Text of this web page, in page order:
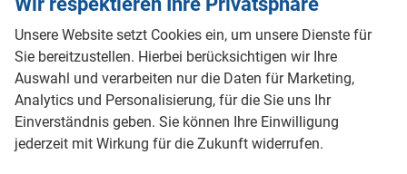
alles ausgewählt
Kraftstoffart
alles ausgewählt
Unsere Website setzt Cookies ein, um unsere Dienste für
Sie bereitzustellen. Hierbei berücksichtigen wir Ihre
Auswahl und verarbeiten nur die Daten für Marketing,
Analytics und Personalisierung, für die Sie uns Ihr
Einverständnis geben. Sie können Ihre Einwilligung
jederzeit mit Wirkung für die Zukunft widerrufen.